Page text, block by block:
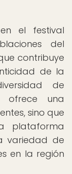
el festival
del
contribuye
de la
de
ofrece una
sino que
plataforma
variedad de
en la región